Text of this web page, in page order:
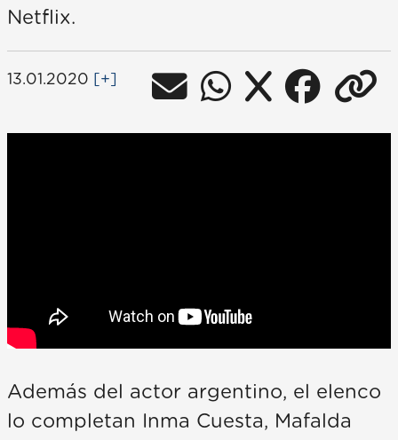
Netflix.
13.01.2020 [+]
Además del actor argentino, el elenco
lo completan Inma Cuesta, Mafalda